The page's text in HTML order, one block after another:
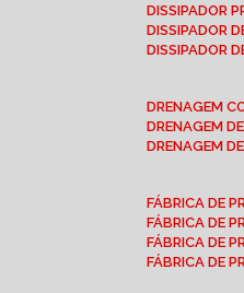
DISSIPADOR
DISSIPADOR
DISSIPADOR
DRENAGEM
DRENAGEM
DRENAGEM
FÁBRICA DE
FÁBRICA DE
FÁBRICA DE
FÁBRICA DE